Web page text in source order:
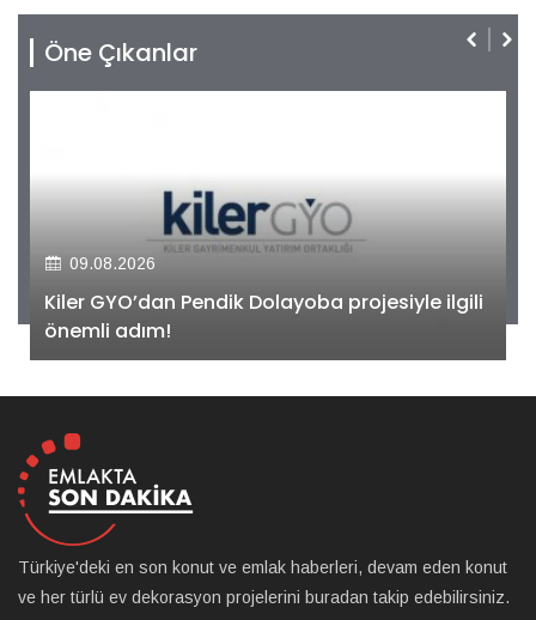
Öne Çıkanlar
09.08.2026
Kiler GYO’dan Pendik Dolayoba projesiyle ilgili
önemli adım!
Türkiye'deki en son konut ve emlak haberleri, devam eden konut
ve her türlü ev dekorasyon projelerini buradan takip edebilirsiniz.